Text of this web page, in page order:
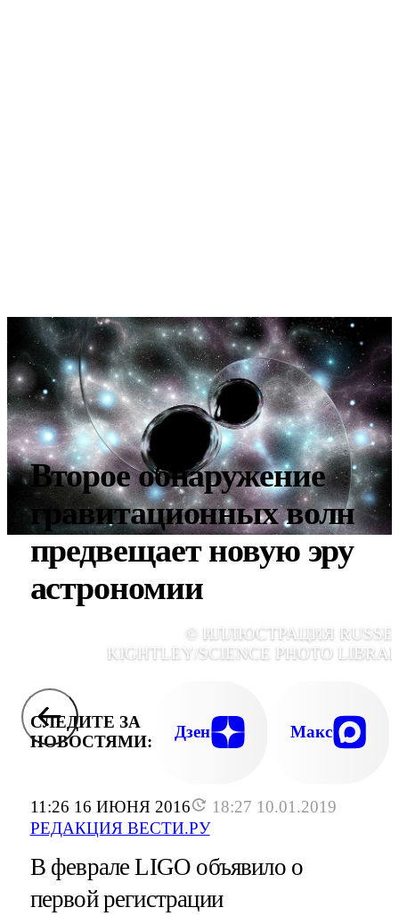
11:26 16 ИЮНЯ 2016
18:27 10.01.2019
РЕДАКЦИЯ ВЕСТИ.РУ
Второе обнаружение
гравитационных волн
предвещает новую эру
астрономии
© ИЛЛЮСТРАЦИЯ
KIGHTLEY/SCIENCE PHOTO
СЛЕДИТЕ ЗА
НОВОСТЯМИ:
Дзен Макс
В феврале LIGO объявило о
первой регистрации